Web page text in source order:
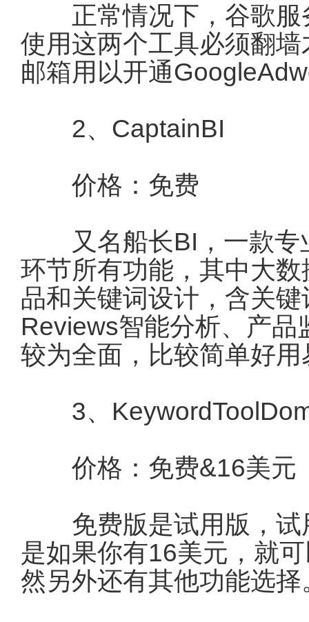
正常情况下，谷歌服
使用这两个工具必须翻
邮箱用以开通
2、CaptainBI
价格：免费
又名船长BI，一款专
环节所有功能，其中大
品和关键词设计，含关
Reviews智能分析、产
较为全面，比较简单好
3、
价格：免费&16美元
免费版是试用版，试
是如果你有16美元，就
然另外还有其他功能选择